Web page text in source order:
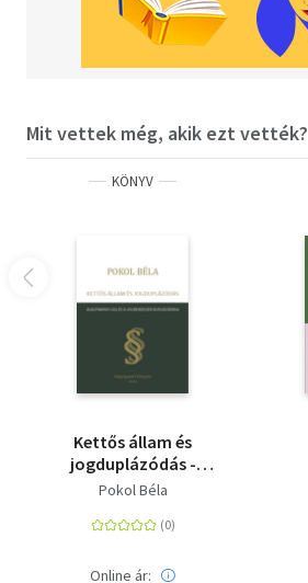
Mit vettek még, akik ezt vették?
KÖNYV
Kettős állam és
jogduplázódás -
Alkotmányi jog és a
duplázódása
Pokol Béla
Online ár: